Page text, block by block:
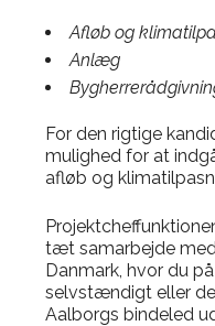
Afløb og
Anlæg
For den rigtige
mulighed for at
afløb og
tæt samarbejde
Danmark, hvor du
selvstændigt eller
Aalborgs bindeled